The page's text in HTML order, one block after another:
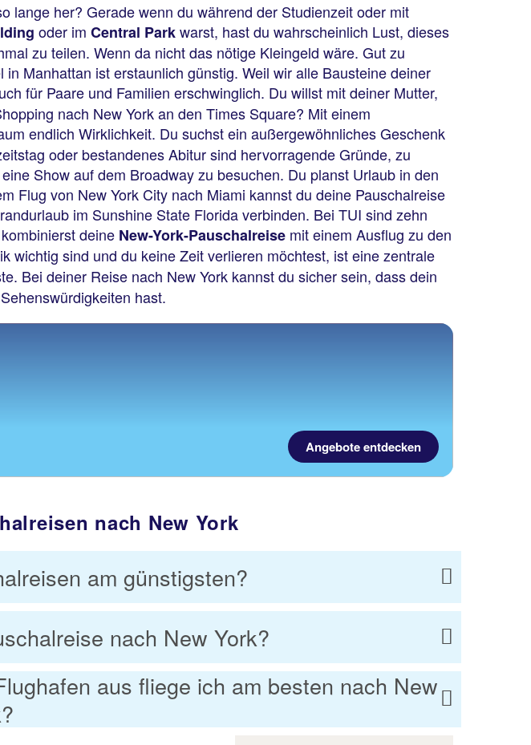
lange her? Gerade wenn du während der Studienzeit oder mit
oder im Central Parkwarst, hast du wahrscheinlich Lust, dieses
zu teilen. Wenn da nicht das nötige Kleingeld wäre. Gut zu
Manhattan ist erstaunlich günstig. Weil wir alle Bausteine deiner
für Paare und Familien erschwinglich. Du willst mit deiner Mutter,
nach New York an den Times Square? Mit einem
endlich Wirklichkeit. Du suchst ein außergewöhnliches Geschenk
oder bestandenes Abitur sind hervorragende Gründe, zu
Show auf dem Broadway zu besuchen. Du planst Urlaub in den
Flug von New York City nach Miami kannst du deine Pauschalreise
im Sunshine State Florida verbinden. Bei TUI sind zehn
deine New-York-Pauschalreise mit einem Ausflug zu den
wichtig sind und du keine Zeit verlieren möchtest, ist eine zentrale
Bei deiner Reise nach New York kannst du sicher sein, dass dein
hast.
Angebote entdecken
nach New York
am günstigsten?
nach New York?
aus fliege ich am besten nach New